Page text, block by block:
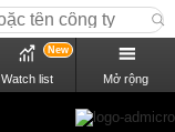
Watch list
New
Mở rộng